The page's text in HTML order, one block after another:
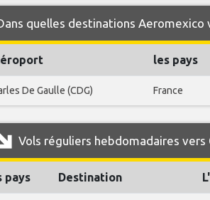
quelles destinations
les pays
De Gaulle (CDG) France
Vols réguliers hebdomadaires
pays Destination